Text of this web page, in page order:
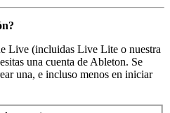
Live (incluidas Live Lite o nuestra
una cuenta de Ableton. Se
una, e incluso menos en iniciar